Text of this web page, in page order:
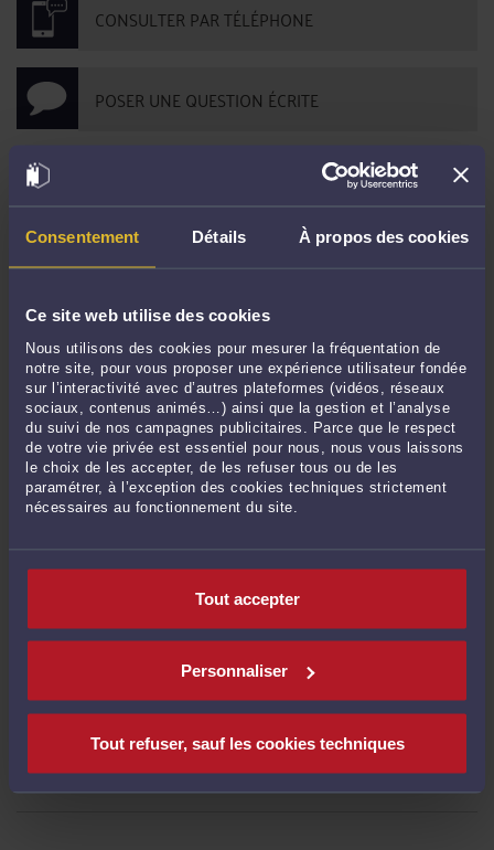
Consentement Détails À propos des cookies
Ce site web utilise des cookies
Nous utilisons des cookies pour mesurer la fréquentation de
notre site, pour vous proposer une expérience utilisateur fondée
sur l’interactivité avec d’autres plateformes (vidéos, réseaux
sociaux, contenus animés…) ainsi que la gestion et l’analyse
du suivi de nos campagnes publicitaires. Parce que le respect
de votre vie privée est essentiel pour nous, nous vous laissons
le choix de les accepter, de les refuser tous ou de les
paramétrer, à l’exception des cookies techniques strictement
nécessaires au fonctionnement du site.
Tout accepter
Personnaliser
Tout refuser, sauf les cookies techniques
CONSULTER PAR TÉLÉPHONE
POSER UNE QUESTION ÉCRITE
DERNIÈRES PUBLICATIONS
Est -il plus intéressant pour un commerce, de conclure un Bail saisonnier ou
Sécuriser l’achat d’un fonds de commerce
Les futures indemnisations des JO 2024-Le 2 mai 2025 à 15:23
Dans quels cas le locataire commercial peut il prétendre à une Indemnité
d’éviction de la part de son bailleur ?-Le 2 mai 2025 à 15:20
Comment financer l’acquisition et l’exploitation d’un commerce : les
nouveaux modes de financement ? -Le 2 mai 2025 à 15:18
A quelles conditions le locataire de locaux commerciaux peut-il sous-louer
ces locaux ? -Le 2 mai 2025 à 15:13
Quelles sont les clauses à insérer dans un bail commercial ?-Le 2 mai 2025 à
15:09
Comment l’acheteur d’un commerce peut-il sécuriser son achat?
2025 à 15:06
Le 2 mai 2025 à 15:02
Le locataire doit-il payer tous les frais d’entretien et de réparation des locaux
commerciaux ? -Le 2 mai 2025 à 14:58
Voir toutes ses publications